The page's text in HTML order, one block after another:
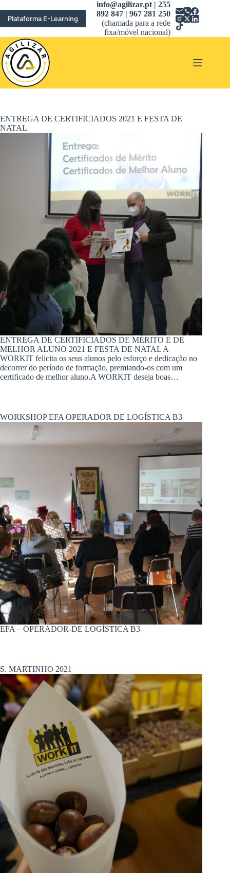
Plataforma E-Learning
info@agilizar.pt | 255
892 847 | 967 281 250
(chamada para a rede
fixa/móvel nacional)
ENTREGA DE CERTIFICIADOS 2021 E FESTA DE
NATAL
ENTREGA DE CERTIFICIADOS DE MÉRITO E DE
MELHOR ALUNO 2021 E FESTA DE NATAL A
WORKIT felicita os seus alunos pelo esforço e dedicação no
decorrer do período de formação, premiando-os com um
certificado de melhor aluno.A WORKIT deseja boas…
WORKSHOP EFA OPERADOR DE LOGÍSTICA B3
EFA – OPERADOR-DE LOGÍSTICA B3
S. MARTINHO 2021